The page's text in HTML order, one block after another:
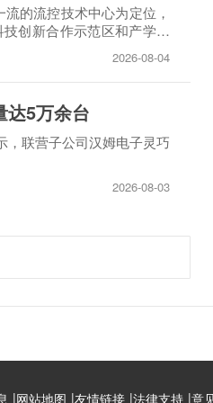
的流控技术中心为定位，
创新合作示范区和产学研
2026-08-04
达5万余台
，联营子公司汉姆电子灵巧
2026-08-03
|网站地图 |友情链接 |法律支持 |意